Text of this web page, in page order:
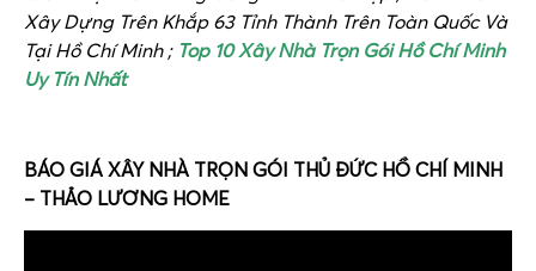
Xây Dựng Trên Khắp 63 Tỉnh Thành Trên Toàn Quốc Và
Tại Hồ Chí Minh ;Top 10 Xây Nhà Trọn Gói Hồ Chí Minh
Uy Tín Nhất
BÁO GIÁ XÂY NHÀ TRỌN GÓI THỦ ĐỨC HỒ CHÍ MINH
– THẢO LƯƠNG HOME